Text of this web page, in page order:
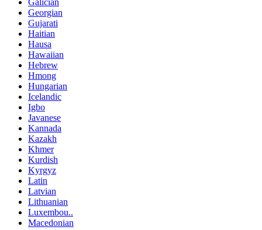
Georgian
Gujarati
Haitian
Hausa
Hawaiian
Hebrew
Hmong
Hungarian
Icelandic
Igbo
Javanese
Kannada
Kazakh
Khmer
Kurdish
Kyrgyz
Latin
Latvian
Lithuanian
Luxembou..
Macedonian